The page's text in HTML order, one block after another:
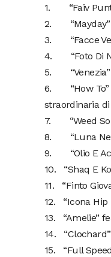
1. “Faiv
2. “Mayday”
3. “Facce
4. “Foto Di
5. “Venezia”
6. “How To”
straordinaria di
7. “Weed
8. “Luna
9. “Olio E
10. “Shaq E
11. “Finto
12. “Icona Hip
13. “Amelie”
14. “Clochard”
15. “Full